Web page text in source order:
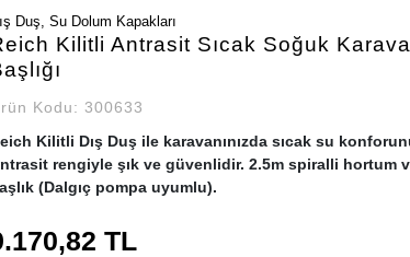
Duş, Su Dolum Kapakları
Kilitli Antrasit Sıcak Soğuk
Kodu: 300633
Kilitli Dış Duş ile karavanınızda sıcak su
rengiyle şık ve güvenlidir. 2.5m spiralli hortum
(Dalgıç pompa uyumlu).
TL